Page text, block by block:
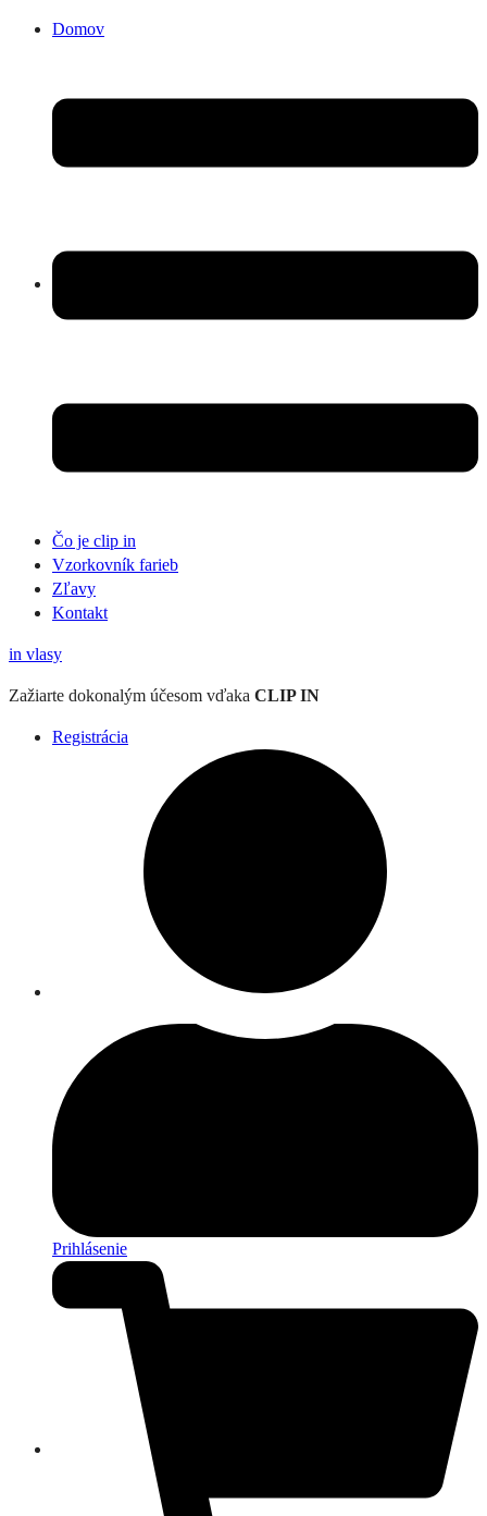
Domov
Čo je clip in
Vzorkovník farieb
Zľavy
Kontakt
in vlasy
Zažiarte dokonalým účesom vďaka CLIP IN
Registrácia
Prihlásenie